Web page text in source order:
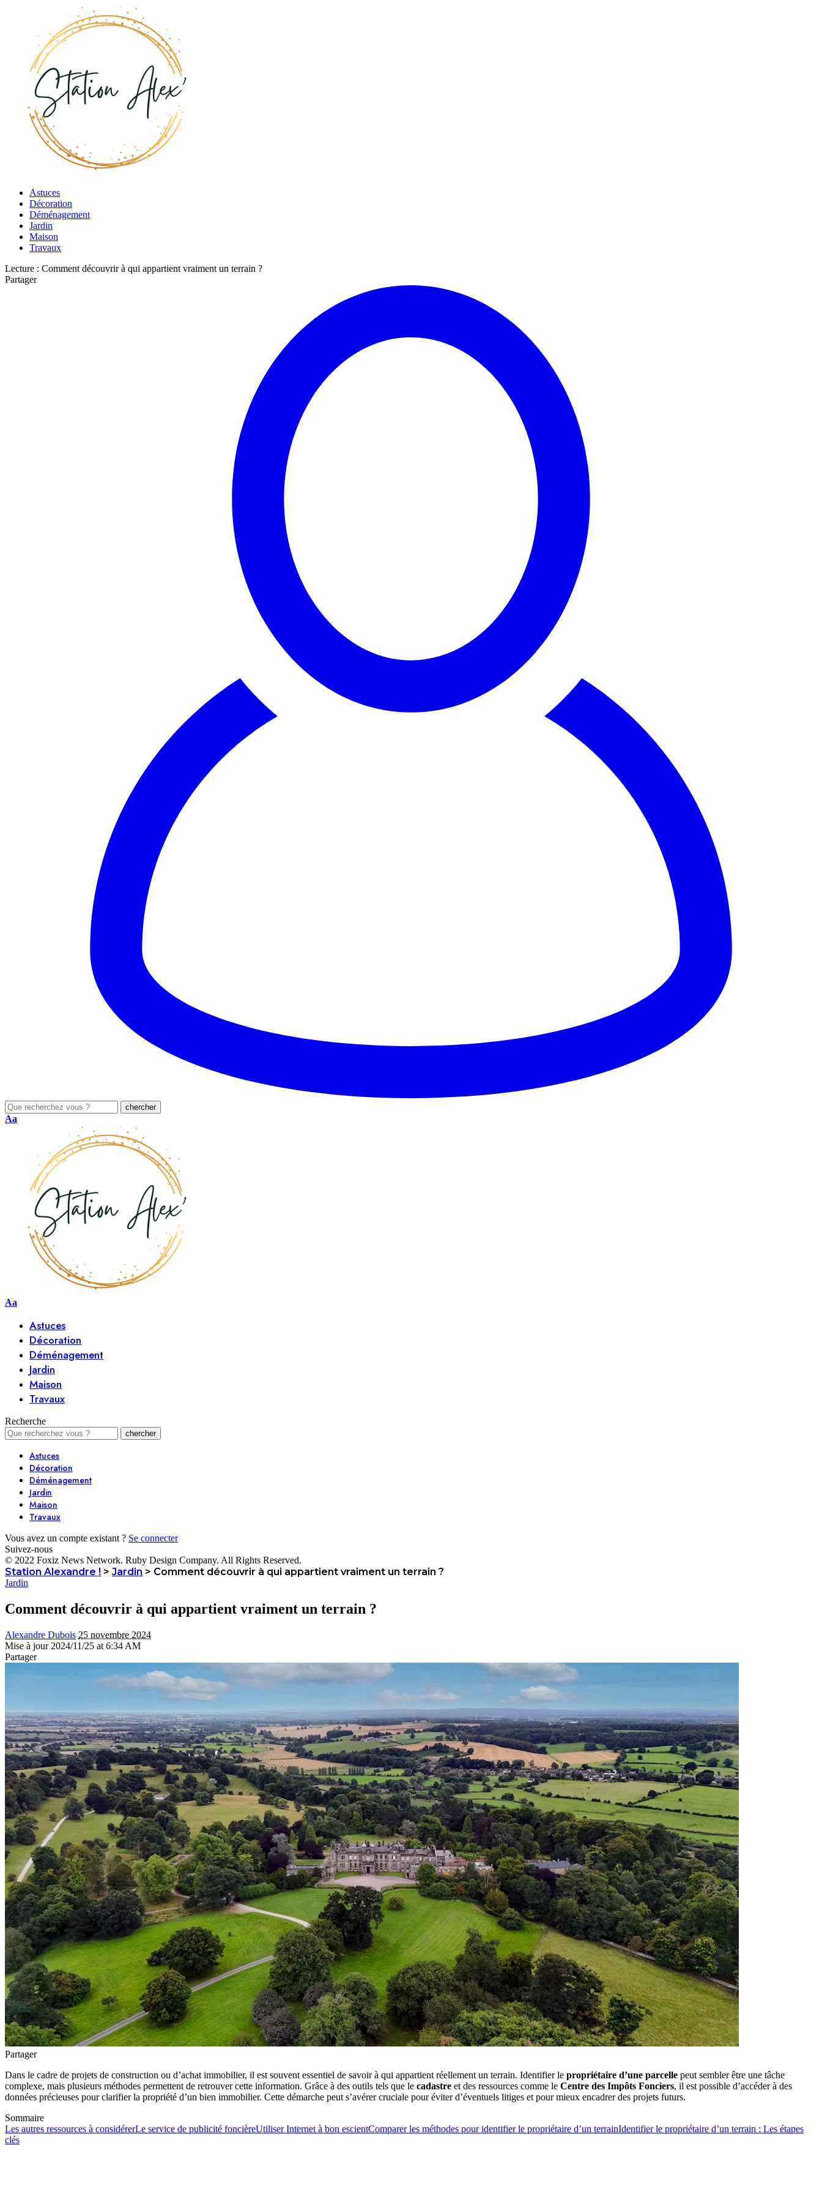
Astuces
Décoration
Déménagement
Jardin
Maison
Travaux
Lecture : Comment découvrir à qui appartient vraiment un terrain ?
Partager
Aa
Aa
Astuces
Décoration
Déménagement
Jardin
Maison
Travaux
Recherche
Astuces
Décoration
Déménagement
Jardin
Maison
Travaux
Vous avez un compte existant ? Se connecter
Suivez-nous
© 2022 Foxiz News Network. Ruby Design Company. All Rights Reserved.
Station Alexandre ! > Jardin > Comment découvrir à qui appartient vraiment un terrain ?
Jardin
Comment découvrir à qui appartient vraiment un terrain ?
Alexandre Dubois 25 novembre 2024
Mise à jour 2024/11/25 at 6:34 AM
Partager
Partager
Dans le cadre de projets de construction ou d’achat immobilier, il est souvent essentiel de savoir à qui appartient réellement un terrain. Identifier le propriétaire d’une parcelle peut sembler être une tâche
complexe, mais plusieurs méthodes permettent de retrouver cette information. Grâce à des outils tels que le cadastre et des ressources comme le Centre des Impôts Fonciers, il est possible d’accéder à des
données précieuses pour clarifier la propriété d’un bien immobilier. Cette démarche peut s’avérer cruciale pour éviter d’éventuels litiges et pour mieux encadrer des projets futurs.
Sommaire
Les autres ressources à considérerLe service de publicité foncièreUtiliser Internet à bon escientComparer les méthodes pour identifier le propriétaire d’un terrainIdentifier le propriétaire d’un terrain : Les étapes
clés